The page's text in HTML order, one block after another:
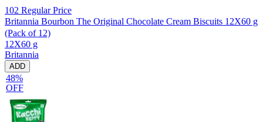
102 Regular Price
Britannia Bourbon The Original Chocolate Cream Biscuits 12X60 g
(Pack of 12)
12X60 g
Britannia
ADD
48%
OFF